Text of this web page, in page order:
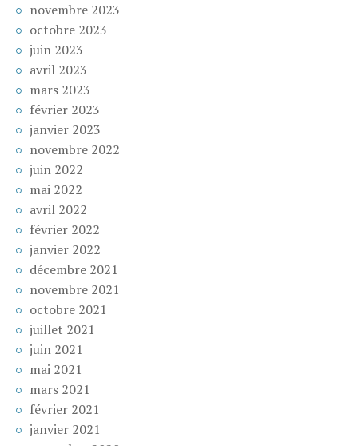
novembre 2023
octobre 2023
juin 2023
avril 2023
mars 2023
février 2023
janvier 2023
novembre 2022
juin 2022
mai 2022
avril 2022
février 2022
janvier 2022
décembre 2021
novembre 2021
octobre 2021
juillet 2021
juin 2021
mai 2021
mars 2021
février 2021
janvier 2021